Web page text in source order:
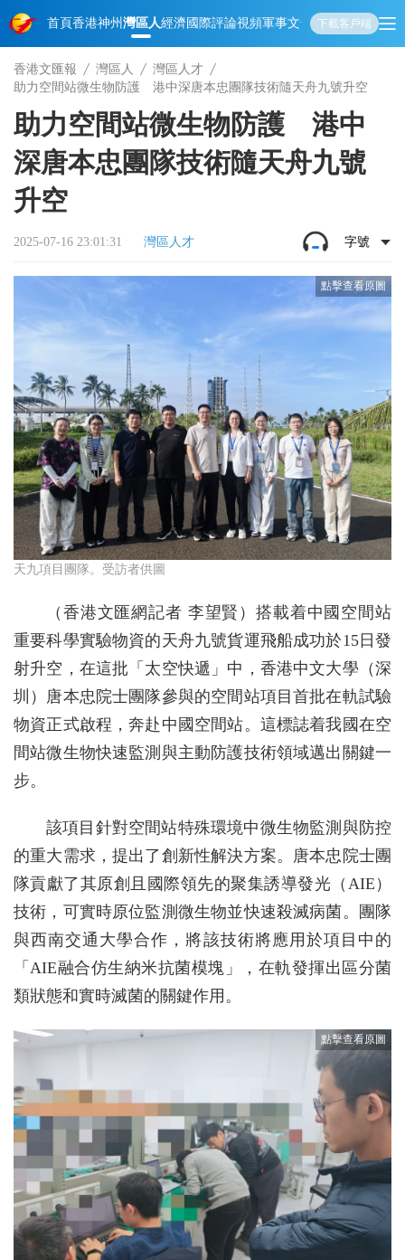
首頁香港神州 灣區人經濟國際評論視頻軍事文化 娛樂生活教育體
下載客戶端
香港文匯報 灣區人
灣區人才
助力空間站微生物防護 港中深唐本忠團隊技術隨天舟九號升空
助力空間站微生物防護 港中
深唐本忠團隊技術隨天舟九號
升空
2025-07-16 23:01:31 灣區人才 字號
天九項目團隊。受訪者供圖
（香港文匯網記者 李望賢）搭載着中國空間站
重要科學實驗物資的天舟九號貨運飛船成功於15日發
射升空，在這批「太空快遞」中，香港中文大學（深
圳）唐本忠院士團隊參與的空間站項目首批在軌試驗
物資正式啟程，奔赴中國空間站。這標誌着我國在空
間站微生物快速監測與主動防護技術領域邁出關鍵一
步。
該項目針對空間站特殊環境中微生物監測與防控
的重大需求，提出了創新性解決方案。唐本忠院士團
隊貢獻了其原創且國際領先的聚集誘導發光（AIE）
技術，可實時原位監測微生物並快速殺滅病菌。團隊
與西南交通大學合作，將該技術將應用於項目中的
「AIE融合仿生納米抗菌模塊」，在軌發揮出區分菌
類狀態和實時滅菌的關鍵作用。